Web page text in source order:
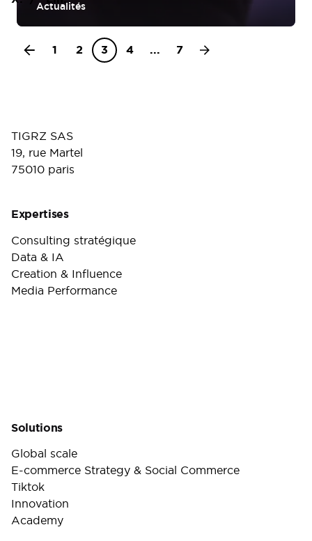
Actualités
1 2 3 4 ... 7
TIGRZ SAS
19, rue Martel
75010 paris
Expertises
Consulting stratégique
Data & IA
Creation & Influence
Media Performance
Solutions
Global scale
E-commerce Strategy & Social Commerce
Tiktok
Innovation
Academy